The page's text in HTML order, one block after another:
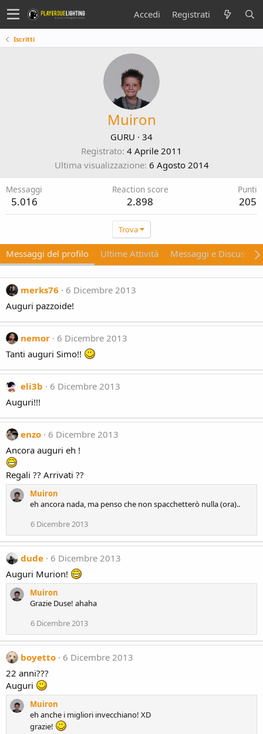
Accedi Registrati
Iscritti
Muiron
GURU · 34
Registrato 4 Aprile 2011
Ultima visualizzazione 6 Agosto 2014
Messaggi
5.016
Reaction score
2.898
Punti
205
Trova
Messaggi del profilo Ultime Attività Messaggi e
merks76
6 Dicembre 2013
Auguri pazzoide!
nemor
6 Dicembre 2013
Tanti auguri Simo!!
eli3b
6 Dicembre 2013
Auguri!!!
enzo
6 Dicembre 2013
Ancora auguri eh !
Regali ?? Arrivati ??
Muiron
eh ancora nada, ma penso che non spacchetterò nulla (ora)..
6 Dicembre 2013
dude
6 Dicembre 2013
Auguri Murion!
Muiron
Grazie Duse! ahaha
6 Dicembre 2013
boyetto
6 Dicembre 2013
22 anni???
Auguri
Muiron
eh anche i migliori invecchiano! XD
grazie!